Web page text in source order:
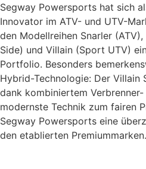
Segway Powersports hat sich
Innovator im ATV- und UTV-
den Modellreihen Snarler
Side) und Villain (Sport UTV)
Portfolio. Besonders
Hybrid-Technologie: Der Villain
dank kombiniertem
modernste Technik zum fairen
Segway Powersports eine
den etablierten Premiummarken.